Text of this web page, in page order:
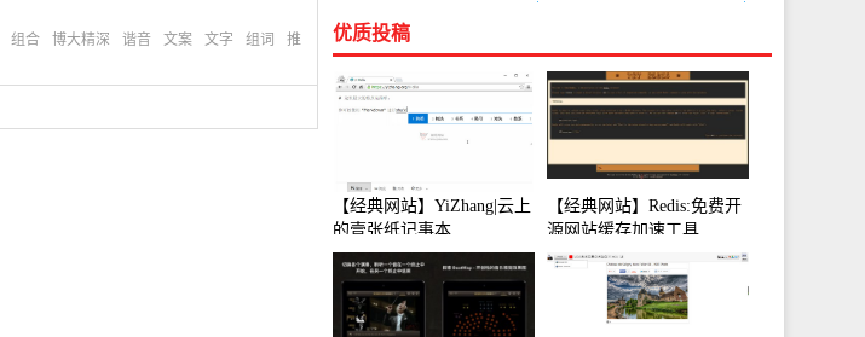
组合 博大精深 谐音 文案 文字 组词
推
优质投稿
【经典网站】YiZhang|云上
的壹张纸记事本
【经典网站】Redis:免费开
源网站缓存加速工具